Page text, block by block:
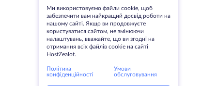
Ми використовуємо файли cookie, щоб
забезпечити вам найкращий досвід роботи на
нашому сайті. Якщо ви продовжуєте
користуватися сайтом, не змінюючи
налаштувань, вважайте, що ви згодні на
отримання всіх файлів cookie на сайті
HostZealot.
Політика
конфіденційності
Умови
обслуговування